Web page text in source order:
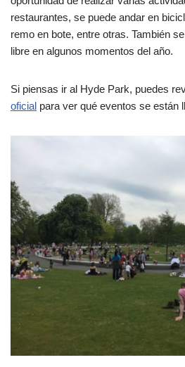
restaurantes, se puede andar en
remo en bote, entre otras. También
libre en algunos momentos del año.
Si piensas ir al Hyde Park, puedes
oficial para ver qué eventos se están